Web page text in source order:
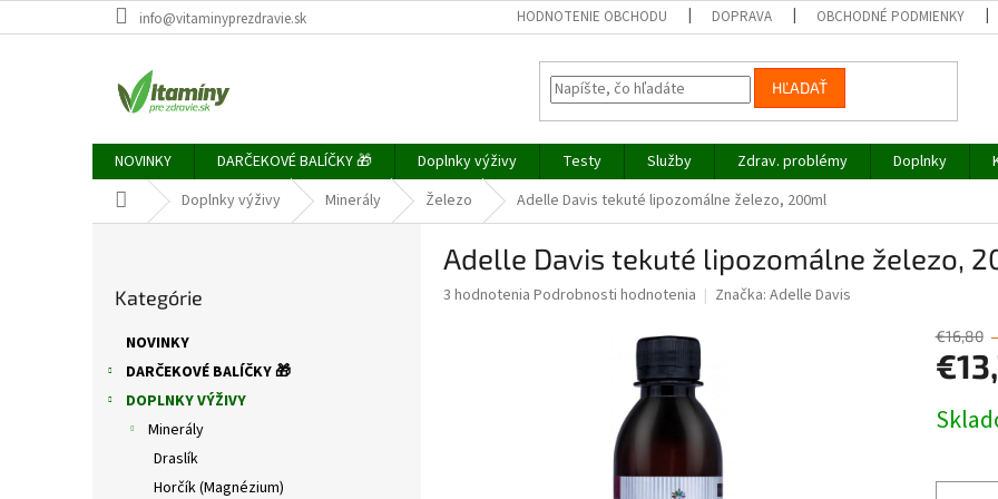
na
info@vitaminyprezdravie.sk HODNOTENIE OBCHODU DOPRAVA OBCHODNÉ PODMIENKY
HĽADAŤ
NOVINKY DARČEKOVÉ BALÍČKY 🎁 Doplnky výživy Testy Služby Zdrav. problémy Doplnky
DomovDoplnky výživy Minerály Železo Adelle Davis tekuté lipozomálne železo, 200ml
kategórie
Kategórie
NOVINKY
DARČEKOVÉ BALÍČKY 🎁
DOPLNKY VÝŽIVY
Minerály
Draslík
Horčík (Magnézium)
Adelle Davis tekuté lipozomálne železo,
Priemerné
3 hodnotenia Podrobnosti hodnotenia Značka: Adelle Davis
€16,80
cena: